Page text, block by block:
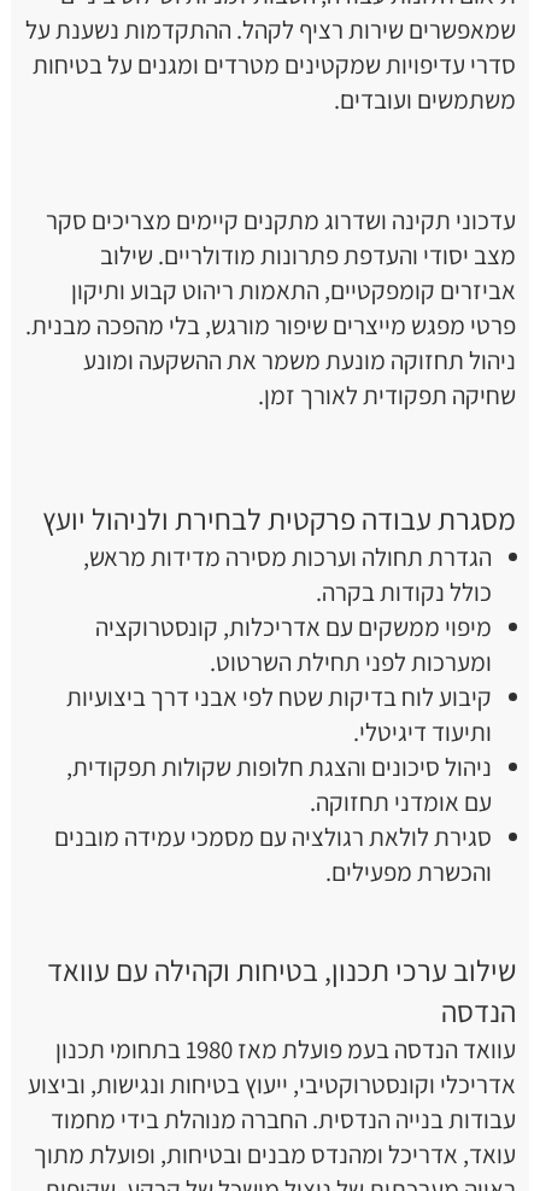
שמאפשרים שירות רציף לקהל. ההתקדמות נשענת על
סדרי עדיפויות שמקטינים מטרדים ומגנים על בטיחות
משתמשים ועובדים.
עדכוני תקינה ושדרוג מתקנים קיימים מצריכים סקר
מצב יסודי והעדפת פתרונות מודולריים. שילוב
אביזרים קומפקטיים, התאמות ריהוט קבוע ותיקון
פרטי מפגש מייצרים שיפור מורגש, בלי מהפכה מבנית.
ניהול תחזוקה מונעת משמר את ההשקעה ומונע
שחיקה תפקודית לאורך זמן.
מסגרת עבודה פרקטית לבחירת ולניהול יועץ
הגדרת תחולה וערכות מסירה מדידות מראש,
כולל נקודות בקרה.
מיפוי ממשקים עם אדריכלות, קונסטרוקציה
ומערכות לפני תחילת השרטוט.
קיבוע לוח בדיקות שטח לפי אבני דרך ביצועיות
ותיעוד דיגיטלי.
ניהול סיכונים והצגת חלופות שקולות תפקודית,
עם אומדני תחזוקה.
סגירת לולאת רגולציה עם מסמכי עמידה מובנים
והכשרת מפעילים.
שילוב ערכי תכנון, בטיחות וקהילה עם עוואד
הנדסה
עוואד הנדסה בעמ פועלת מאז 1980 בתחומי תכנון
אדריכלי וקונסטרוקטיבי, ייעוץ בטיחות ונגישות, וביצוע
עבודות בנייה הנדסית. החברה מנוהלת בידי מחמוד
עואד, אדריכל ומהנדס מבנים ובטיחות, ופועלת מתוך